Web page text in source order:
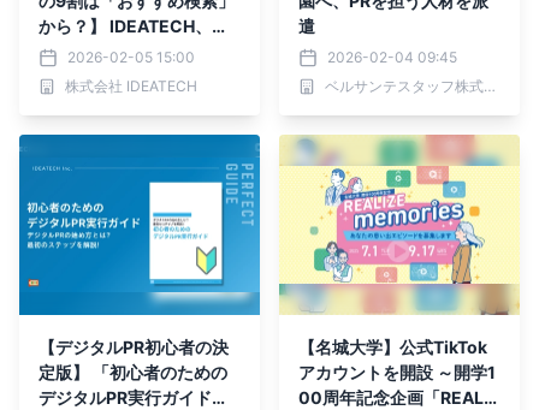
から？】 IDEATECH、デ
ジタルPR会社選びで失敗
しないための 判断軸をま
とめたガイドを無料公開！
2026-02-05 15:00
株式会社 IDEATECH
遣
2026-02-04 09:45
ベルサンテスタッフ株式会社
【デジタルPR初心者の決
定版】 「初心者のための
デジタルPR実行ガイド」
【名城大学】公式TikTok
アカウントを開設 ～開学1
00周年記念企画「REALIZ